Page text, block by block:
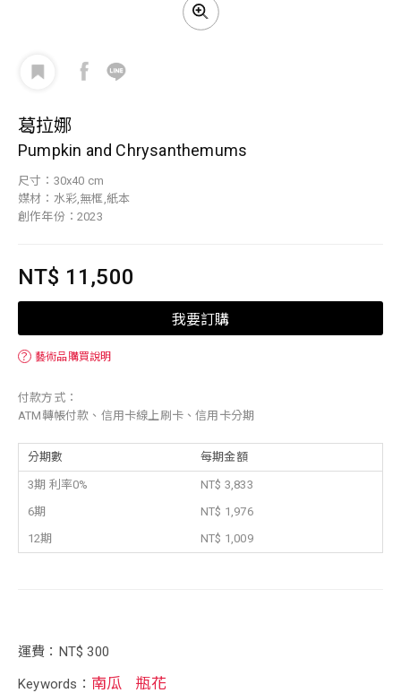
葛拉娜
Pumpkin and Chrysanthemums
尺寸：30x40 cm
媒材：水彩,無框,紙本
創作年份：2023
NT$ 11,500
我要訂購
？ 藝術品購買說明
付款方式：
ATM轉帳付款、信用卡線上刷卡、信用卡分期
分期數 每期金額
3期 利率0%
NT$ 3,833
6期
NT$ 1,976
12期
NT$ 1,009
運費：NT$ 300
Keywords： 南瓜 瓶花